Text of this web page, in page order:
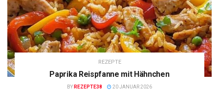
REZEPTE
Paprika Reispfanne mit Hähnchen
BY REZEPTE38 20 JANUAR 2026